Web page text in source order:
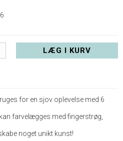
LÆG I KURV
for en sjov oplevelse med 6
farvelægges med fingerstrøg,
noget unikt kunst!